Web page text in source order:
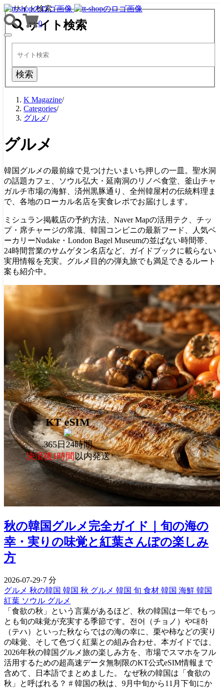
0
TOGGLE
NAVIGATION
KT eSIM
365日24時間
決済後1時間以内発送
サイト検索
サイト検索
検索
K Magazine/
Categories/
グルメ/
グルメ
韓国グルメの最前線で見つけたいまいち押しの一皿。聖水洞
の話題カフェ、ソウル弘大・延南洞のリノベ食堂、釜山チャ
ガルチ市場の海鮮、済州黒豚通り、全州韓屋村の伝統料理ま
で、各地のローカル名店を実食レポでお届けします。
ミシュラン掲載店の予約方法、Naver Mapの活用テク、チッ
プ・席チャージの常識、韓国コンビニの最新フード、人気ベ
ーカリーNudake・London Bagel Museumの並ばない時間帯、
24時間営業のサムゲタン名店など、ガイドブックに載らない
実用情報を充実。グルメ目的の弾丸旅でも満足できるルート
案も紹介中。
秋の韓国グルメ完全ガイド｜旬の海の
幸・実りの味覚と紅葉さんぽの楽しみ
方
2026-07-29·7 分
グルメ 秋の韓国 韓国 秋 グルメ 韓国 旬 食材 韓国 海鮮 韓国
紅葉 ソウル グルメ
「食欲の秋」という言葉があるほど、秋の韓国は一年でもっ
とも旬の味覚が充実する季節です。전어（チョノ）や대하
（テハ）といった秋ならではの海の幸に、栗や柿などの実り
の味覚、そして色づく紅葉との組み合わせ。本ガイドでは、
2026年秋の韓国グルメ旅の楽しみ方を、市場でスマホをフル
活用するための超高速データ無制限のKT公式eSIM情報まで
含めて、日本語でまとめました。 なぜ秋の韓国は「食欲の
秋」と呼ばれる？ # 韓国の秋は、9月中旬から11月下旬にか